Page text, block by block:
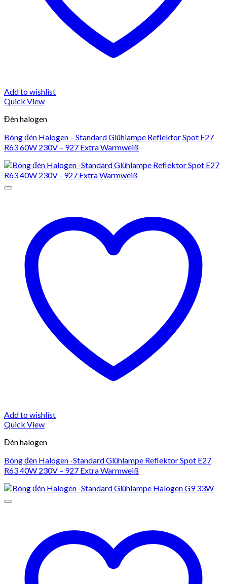
Add to wishlist
Quick View
Đèn halogen
Bóng đèn Halogen – Standard Glühlampe Reflektor Spot E27
R63 60W 230V – 927 Extra Warmweiß
Add to wishlist
Quick View
Đèn halogen
Bóng đèn Halogen -Standard Glühlampe Reflektor Spot E27
R63 40W 230V – 927 Extra Warmweiß